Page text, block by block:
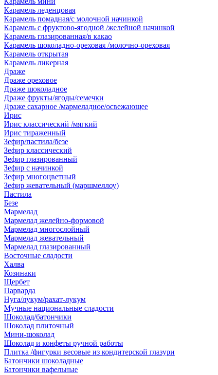
Карамель леденцовая
Карамель помадная/с молочной начинкой
Карамель с фруктово-ягодной /желейной начинкой
Карамель глазированная/в какао
Карамель шоколадно-ореховая /молочно-ореховая
Карамель открытая
Карамель ликерная
Драже
Драже ореховое
Драже шоколадное
Драже фрукты/ягоды/семечки
Драже сахарное /мармеладное/освежающее
Ирис
Ирис классический /мягкий
Ирис тираженный
Зефир/пастила/безе
Зефир классический
Зефир глазированный
Зефир с начинкой
Зефир многоцветный
Зефир жевательный (маршмеллоу)
Пастила
Безе
Мармелад
Мармелад желейно-формовой
Мармелад многослойный
Мармелад жевательный
Мармелад глазированный
Восточные сладости
Халва
Козинаки
Щербет
Парварда
Нуга/лукум/рахат-лукум
Мучные национальные сладости
Шоколад/батончики
Шоколад плиточный
Мини-шоколад
Шоколад и конфеты ручной работы
Плитка /фигурки весовые из кондитерской глазури
Батончики шоколадные
Батончики вафельные